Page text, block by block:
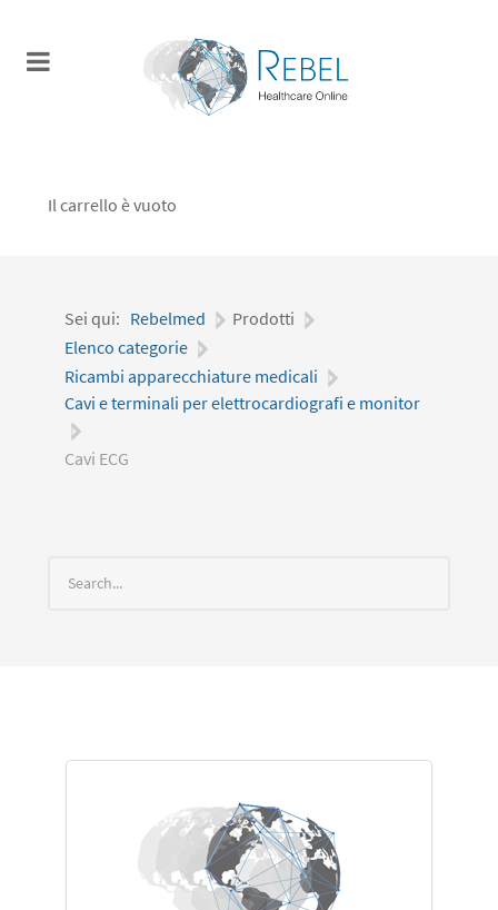
Il carrello è vuoto
Sei qui: Rebelmed | Prodotti |
Elenco categorie |
Ricambi apparecchiature medicali |
Cavi e terminali per elettrocardiografi e monitor
|
Cavi ECG